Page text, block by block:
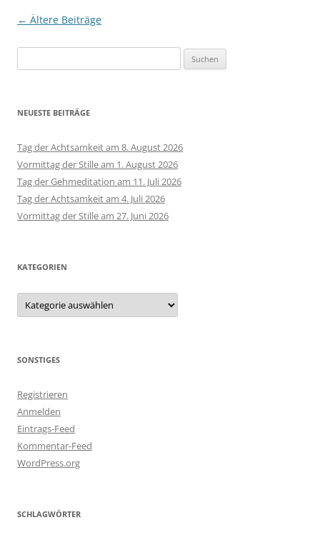
Beitragsnavigation
← Ältere Beiträge
nach:
NEUESTE BEITRÄGE
Tag der Achtsamkeit am 8. August 2026
Vormittag der Stille am 1. August 2026
Tag der Gehmeditation am 11. Juli 2026
Tag der Achtsamkeit am 4. Juli 2026
Vormittag der Stille am 27. Juni 2026
KATEGORIEN
Kategorien
SONSTIGES
Registrieren
Anmelden
Eintrags-Feed
Kommentar-Feed
WordPress.org
SCHLAGWÖRTER